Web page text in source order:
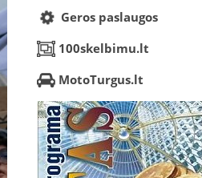
Geros paslaugos
100skelbimu.lt
MotoTurgus.lt